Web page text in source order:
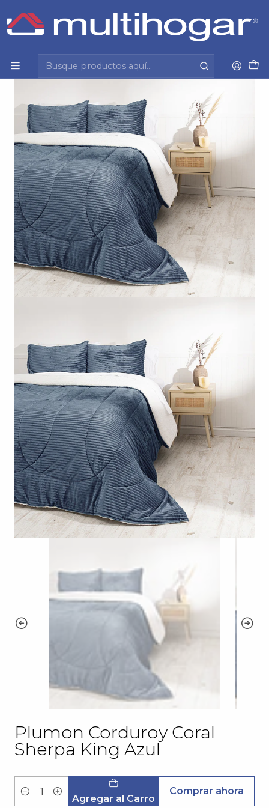
Inicio Dormitorio
Plumon
Plumon Corduroy Coral Sherpa King Azul
Plumon Corduroy Coral
Sherpa King Azul
|
Cantidad Agregar al Carro
Comprar ahora